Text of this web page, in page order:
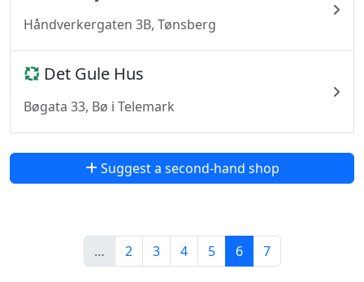
Håndverkergaten 3B, Tønsberg
Det Gule Hus
Bøgata 33, Bø i Telemark
Suggest a second-hand shop
… 2 3 4 5 6 7